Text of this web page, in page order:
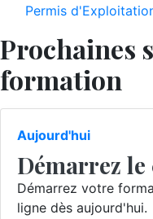
Permis
Prochaines
formation
Aujourd'hui
Démarrez
Démarrez votre
ligne dès aujourd'hui.